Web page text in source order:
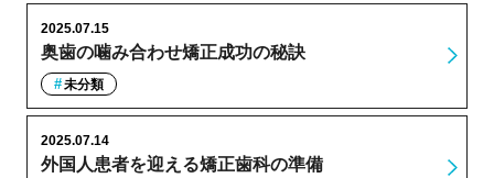
奥歯の噛み合わせ矯正成功の秘訣
2025.07.15
未分類
外国人患者を迎える矯正歯科の準備
2025.07.14